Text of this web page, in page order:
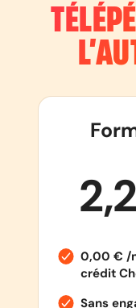
0,00 € /
crédit
Sans